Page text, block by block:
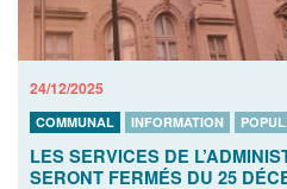
24/12/2025
COMMUNAL INFORMATION
LES SERVICES DE
SERONT FERMÉS DU 25